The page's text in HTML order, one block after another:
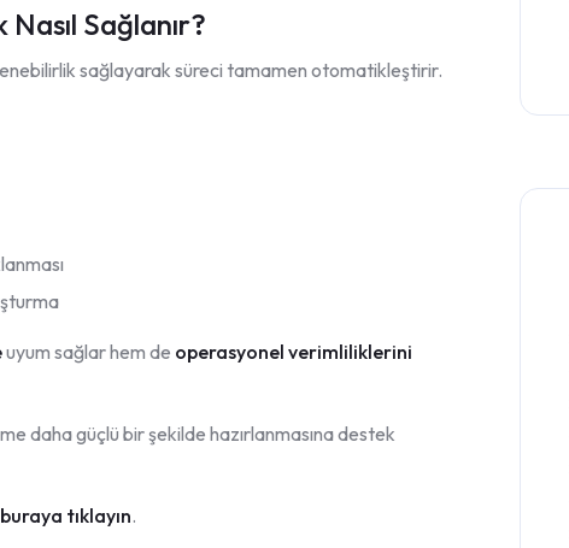
Sağlanır?
sağlayarak süreci tamamen otomatikleştirir.
uyum sağlar hem de operasyonel verimliliklerini
daha güçlü bir şekilde hazırlanmasına destek
tıklayın.